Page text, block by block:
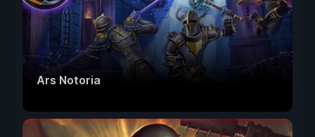
Ars Notoria